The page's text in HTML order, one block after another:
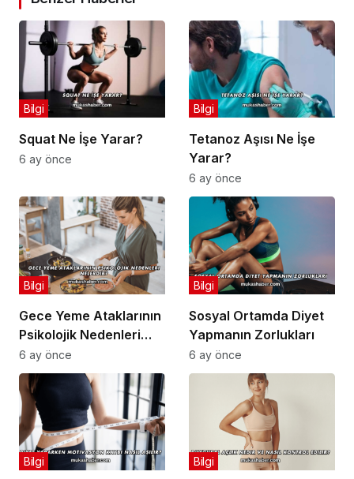
Squat Ne İşe Yarar?
Bilgi
6 ay önce
Tetanoz Aşısı Ne İşe
Yarar?
Bilgi
6 ay önce
Gece Yeme Ataklarının
Psikolojik Nedenleri
Nelerdir?
Bilgi
6 ay önce
Sosyal Ortamda Diyet
Yapmanın Zorlukları
Bilgi
6 ay önce
Bilgi Bilgi